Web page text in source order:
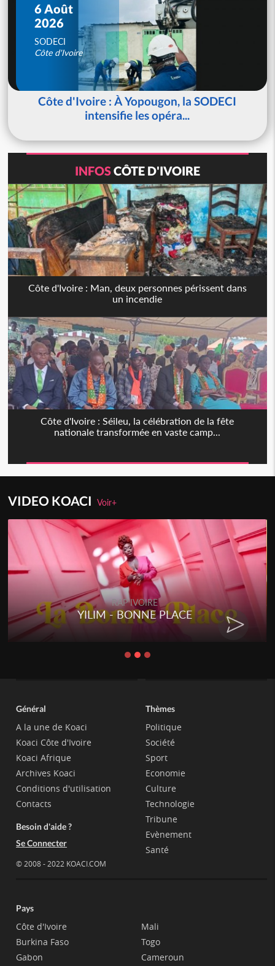
6 Août
2026
SODECI
Côte d'Ivoire
Côte d'Ivoire : À Yopougon, la SODECI
intensifie les opéra...
INFOSCÔTE D'IVOIRE
Côte d'Ivoire : Man, deux personnes périssent dans
un incendie
Côte d'Ivoire : Séileu, la célébration de la fête
nationale transformée en vaste camp...
VIDEO KOACIVoir+
RAP IVOIRE
YILIM - BONNE PLACE
Général
A la une de Koaci
Koaci Côte d'Ivoire
Koaci Afrique
Archives Koaci
Conditions d'utilisation
Contacts
Besoin d'aide ?
Se Connecter
© 2008 - 2022 KOACI.COM
Thèmes
Politique
Société
Sport
Economie
Culture
Technologie
Tribune
Evènement
Santé
Pays
Côte d'Ivoire
Burkina Faso
Gabon
Mali
Togo
Cameroun